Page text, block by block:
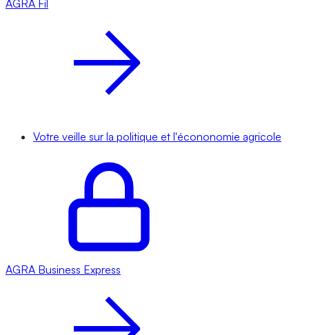
AGRA Fil
Votre veille sur la politique et l'écononomie agricole
AGRA Business Express